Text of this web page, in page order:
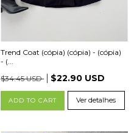
Trend Coat (cópia) (cópia) - (cópia)
- (...
$34.45 USD
$22.90 USD
ADD TO CART Ver detalhes